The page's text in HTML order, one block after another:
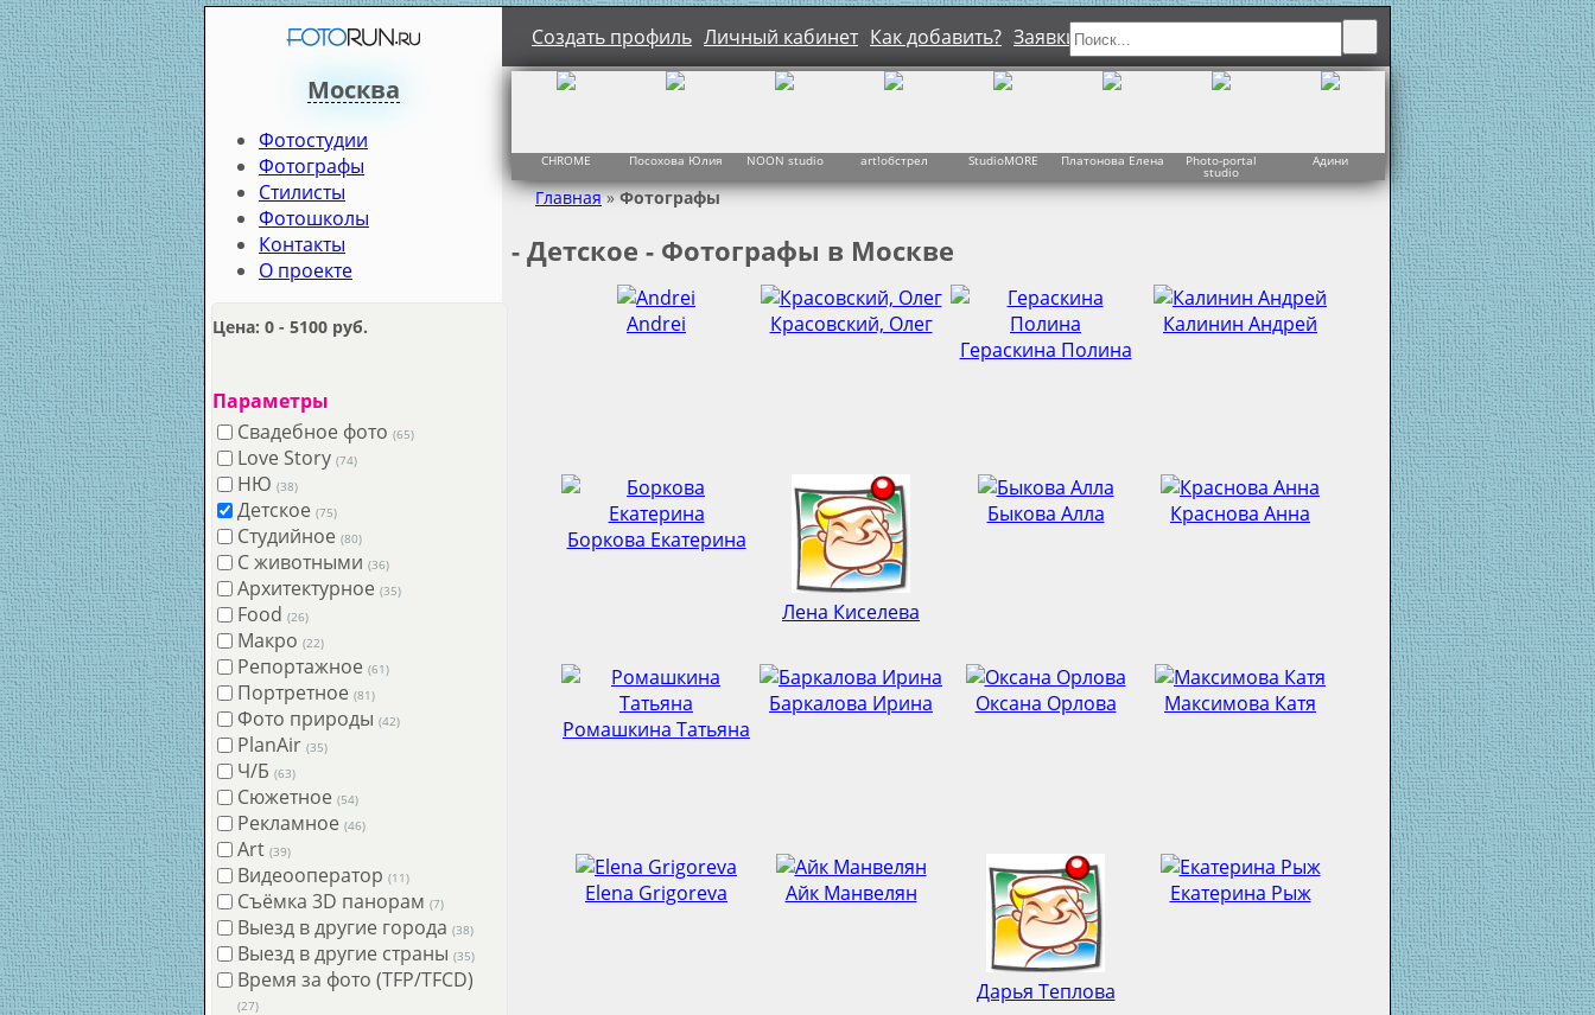
Создать профиль Личный кабинет Как добавить? Заявки
Москва
Фотостудии
Фотографы
Стилисты
Фотошколы
Контакты
О проекте
Цена: 0 - 5100 руб.
Параметры
Свадебное фото (65)
Love Story (74)
НЮ (38)
Детское (75)
Студийное (80)
С животными (36)
Архитектурное (35)
Food (26)
Макро (22)
Репортажное (61)
Портретное (81)
Фото природы (42)
PlanAir (35)
Ч/Б (63)
Сюжетное (54)
Рекламное (46)
Art (39)
Видеооператор (11)
Съёмка 3D панорам (7)
Выезд в другие города (38)
Выезд в другие страны (35)
Время за фото (TFP/TFCD)
(27)
CHROME Посохова Юлия NOON studio art!обстрел StudioMORE Платонова Елена Photo-portal
studio
Адини J&J Studio Забелина
Главная»Фотографы
- Детское - Фотографы в Москве
Andrei
Красовский, Олег
Гераскина Полина
Калинин Андрей
Боркова Екатерина
Лена Киселева
Быкова Алла Краснова Анна
Ромашкина Татьяна
Баркалова Ирина Оксана Орлова Максимова Катя
Elena Grigoreva Айк Манвелян
Дарья Теплова
Екатерина Рыж